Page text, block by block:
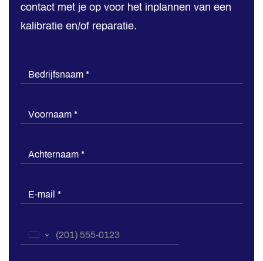
contact met je op voor het inplannen van een
kalibratie en/of reparatie.
Bedrijfsnaam *
Voornaam *
Achternaam *
E-mail *
Telefoonnummer*
United